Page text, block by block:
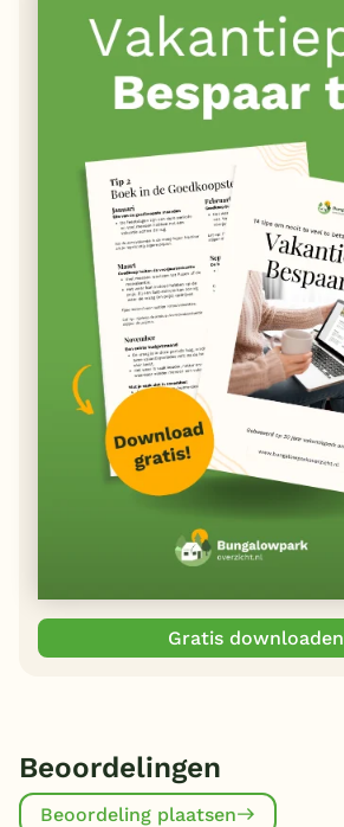
Gratis downloaden
Beoordelingen
Beoordeling plaatsen